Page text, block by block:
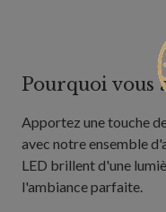
Pourquoi vous
Apportez une touche
avec notre ensemble
LED brillent d'une
l'ambiance parfaite.